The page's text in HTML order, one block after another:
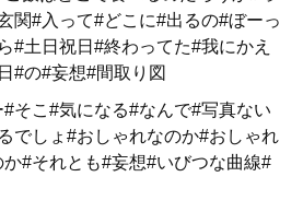
関#入って#どこに#出るの#ぼーっ
#土日祝日#終わってた#我にかえ
#の#妄想#間取り図
そこ#気になる#なんで#写真ない
でしょ#おしゃれなのか#おしゃれ
か#それとも#妄想#いびつな曲線#